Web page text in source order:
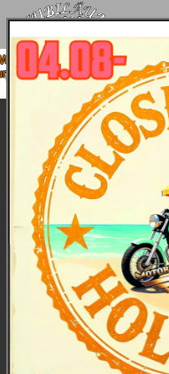
machen von 4. bis 15.08.
sind ab 18.08. wieder mit voller
Euch da!
Sport
Die Bikes 2025 als PDF
Eine Modellfamilie,
Sportster begründet
authentischer
kurvenreiche